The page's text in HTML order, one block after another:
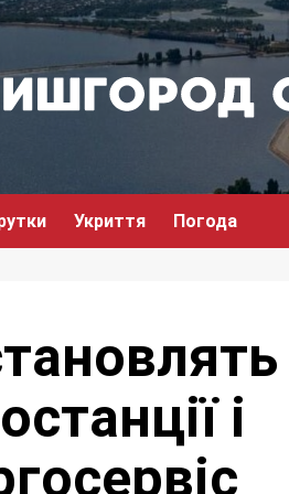
Укриття Погода
і